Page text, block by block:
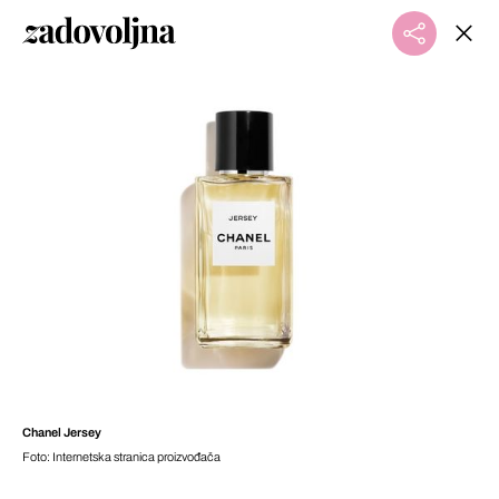
Chanel Jersey
Foto: Internetska stranica proizvođača